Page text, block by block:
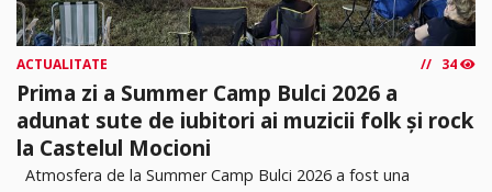
ACTUALITATE 34
Prima zi a Summer Camp Bulci 2026 a
adunat sute de iubitori ai muzicii folk și rock
la Castelul Mocioni
Atmosfera de la Summer Camp Bulci 2026 a fost una